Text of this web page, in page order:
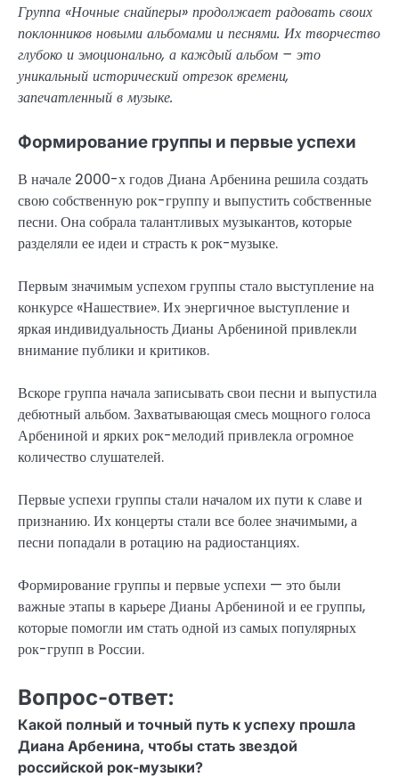
Группа «Ночные снайперы» продолжает радовать своих
поклонников новыми альбомами и песнями. Их творчество
глубоко и эмоционально, а каждый альбом – это
уникальный исторический отрезок времени,
запечатленный в музыке.
Формирование группы и первые успехи
В начале 2000-х годов Диана Арбенина решила создать
свою собственную рок-группу и выпустить собственные
песни. Она собрала талантливых музыкантов, которые
разделяли ее идеи и страсть к рок-музыке.
Первым значимым успехом группы стало выступление на
конкурсе «Нашествие». Их энергичное выступление и
яркая индивидуальность Дианы Арбениной привлекли
внимание публики и критиков.
Вскоре группа начала записывать свои песни и выпустила
дебютный альбом. Захватывающая смесь мощного голоса
Арбениной и ярких рок-мелодий привлекла огромное
количество слушателей.
Первые успехи группы стали началом их пути к славе и
признанию. Их концерты стали все более значимыми, а
песни попадали в ротацию на радиостанциях.
Формирование группы и первые успехи — это были
важные этапы в карьере Дианы Арбениной и ее группы,
которые помогли им стать одной из самых популярных
рок-групп в России.
Вопрос-ответ:
Какой полный и точный путь к успеху прошла
Диана Арбенина, чтобы стать звездой
российской рок-музыки?